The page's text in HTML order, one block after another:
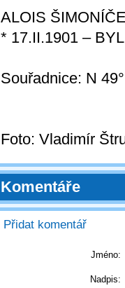
ALOIS
* 17.II.1901 –
Souřadnice: N
Foto: Vladimír
Komentáře
Přidat komentář
Jméno:
Nadpis: